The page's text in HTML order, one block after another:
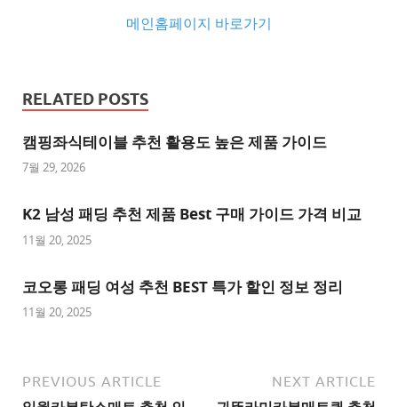
메인홈페이지 바로가기
사
이
트
천
사
트
1
사
RELATED POSTS
캠핑좌식테이블 추천 활용도 높은 제품 가이드
7월 29, 2026
K2 남성 패딩 추천 제품 Best 구매 가이드 가격 비교
11월 20, 2025
코오롱 패딩 여성 추천 BEST 특가 할인 정보 정리
11월 20, 2025
PREVIOUS ARTICLE NEXT ARTICLE